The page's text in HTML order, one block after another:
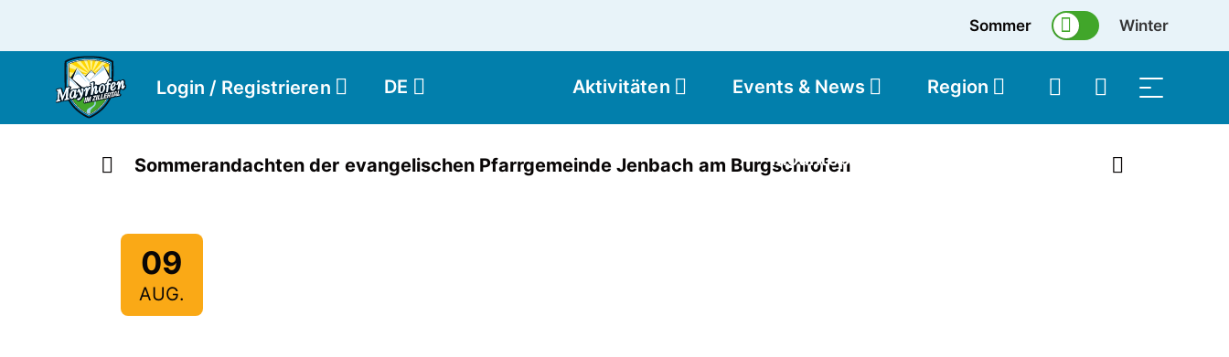
Sommer Winter
Login / Registrieren DE Aktivitäten Events & News Region
Mountopolis
Sommerandachten der evangelischen Pfarrgemeinde Jenbach am Burgschrofen
09
AUG.